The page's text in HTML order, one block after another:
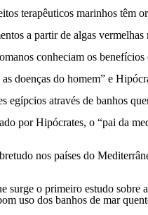
terapêuticos marinhos têm
a partir de algas vermelhas
conheciam os benefícios
doenças do homem” e
egípcios através de banhos
por Hipócrates, o “pai da
nos países do
o primeiro estudo sobre
uso dos banhos de mar